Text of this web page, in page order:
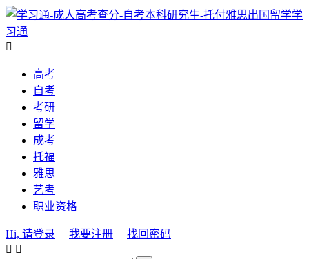
学
习通

高考
自考
考研
留学
成考
托福
雅思
艺考
职业资格
Hi, 请登录 我要注册
找回密码
 